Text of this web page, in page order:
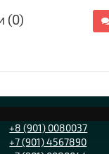
(0)
+8 (901) 0080037
+7 (901) 4567890